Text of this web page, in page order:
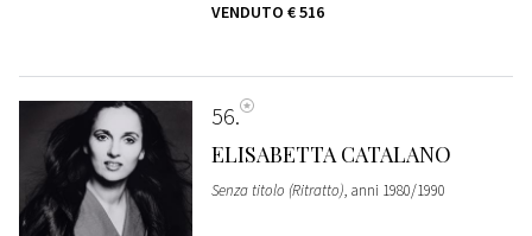
VENDUTO € 516
56
ELISABETTA CATALANO
Senza titolo (Ritratto), anni 1980/1990